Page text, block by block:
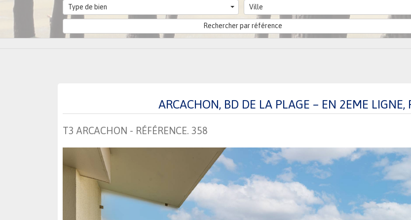
Type de bien Ville
ARCACHON, BD DE LA PLAGE – EN 2EME LIGNE,
T3 ARCACHON - RÉFÉRENCE. 358